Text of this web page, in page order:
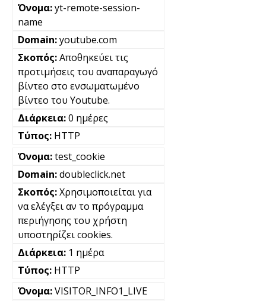
yt-remote-session-
name
youtube.com
Αποθηκεύει τις
προτιμήσεις του αναπαραγωγό
βίντεο στο ενσωματωμένο
βίντεο του Youtube.
0 ημέρες
HTTP
test_cookie
doubleclick.net
Χρησιμοποιείται για
να ελέγξει αν το πρόγραμμα
περιήγησης του χρήστη
υποστηρίζει cookies.
1 ημέρα
HTTP
VISITOR_INFO1_LIVE